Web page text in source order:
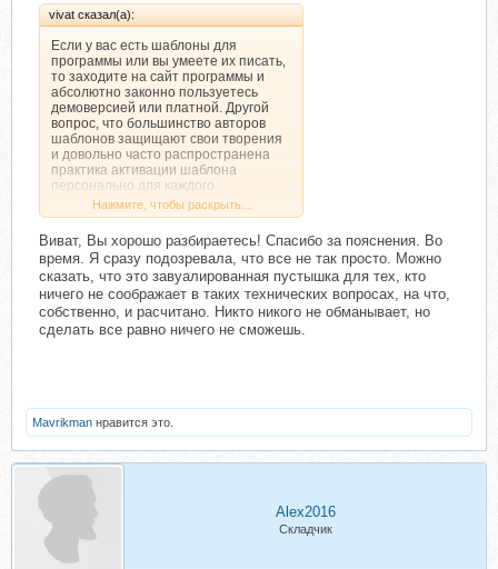
vivat сказал(а):
Если у вас есть шаблоны для
программы или вы умеете их писать,
то заходите на сайт программы и
абсолютно законно пользуетесь
демоверсией или платной. Другой
вопрос, что большинство авторов
шаблонов защищают свои творения
и довольно часто распространена
практика активации шаблона
персонально для каждого
покупателя. Вообще-то первый раз
вижу на Глопарте курс с шаблонами
под зенку.
На а по поводу складчины, ее
товарищ слил. А автора понимаю,
кому такое понравится?!
Автору сего курса (говорят он сюда
заходит) нужно было идти на другой
сама схема рабочая и приносит
деньги, он заработает очень
кругленькую сумму.
Нажмите, чтобы раскрыть...
Виват, Вы хорошо разбираетесь! Спасибо за пояснения. Во
время. Я сразу подозревала, что все не так просто. Можно
сказать, что это завуалированная пустышка для тех, кто
ничего не соображает в таких технических вопросах, на что,
собственно, и расчитано. Никто никого не обманывает, но
сделать все равно ничего не сможешь.
Mavrikman нравится это.
Alex2016
Складчик